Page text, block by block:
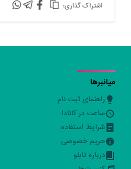
:اشتراک گذاری
میانبرها
راهنمای ثبت نام
ساعت در کانادا
شرایط استفاده
حریم خصوصی
درباره تابلو